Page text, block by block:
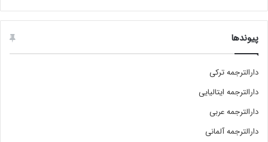
پیوندها
دارالترجمه ترکی
دارالترجمه ایتالیایی
دارالترجمه عربی
دارالترجمه آلمانی